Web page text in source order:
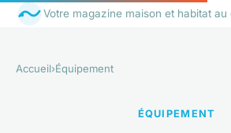
Votre magazine maison et habitat au
Accueil›Équipement
ÉQUIPEMENT